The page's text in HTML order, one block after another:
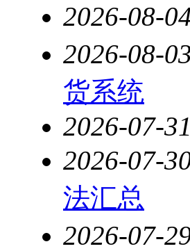
2026-08-
2026-08-
货系统
2026-07-
2026-07-
法汇总
2026-07-